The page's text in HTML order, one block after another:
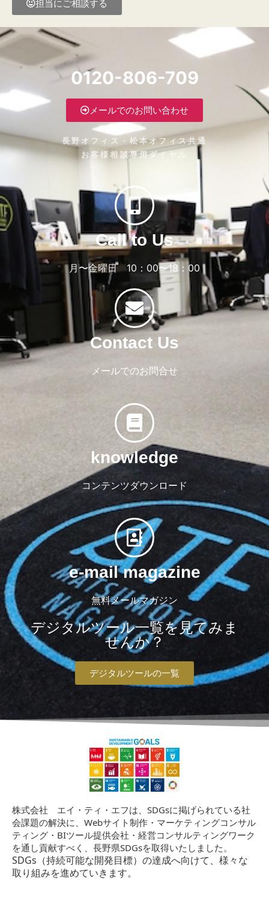
担当にご相談する
0120-806-709
メールでのお問い合わせ
長野オフィス・松本オフィス共通
お客様相談専用ダイヤル
Call to Us
月〜金曜日 10：00〜18：00
Contact Us
メールでのお問合せ
knowledge
コンテンツダウンロード
e-mail magazine
無料メールマガジン
デジタルツール一覧を見てみま
せんか？
デジタルツールの一覧
株式会社 エイ・ティ・エフは、SDGsに掲げられている社
会課題の解決に、Webサイト制作・マーケティングコンサル
ティング・BIツール提供会社・経営コンサルティングワーク
を通し貢献すべく、長野県SDGsを取得いたしました。
SDGs（持続可能な開発目標）の達成へ向けて、様々な
取り組みを進めていきます。